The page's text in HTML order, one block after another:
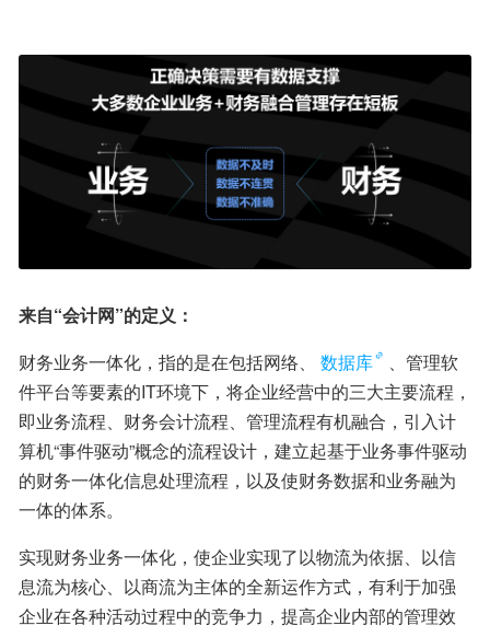
来自“会计网”的定义：
财务业务一体化，指的是在包括网络、
数据库
、管理软
件平台等要素的IT环境下，将企业经营中的三大主要流程，
即业务流程、财务会计流程、管理流程有机融合，引入计
算机“事件驱动”概念的流程设计，建立起基于业务事件驱动
的财务一体化信息处理流程，以及使财务数据和业务融为
一体的体系。
实现财务业务一体化，使企业实现了以物流为依据、以信
息流为核心、以商流为主体的全新运作方式，有利于加强
企业在各种活动过程中的竞争力，提高企业内部的管理效